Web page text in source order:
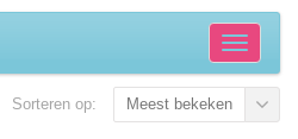
Sorteren op: Meest bekeken